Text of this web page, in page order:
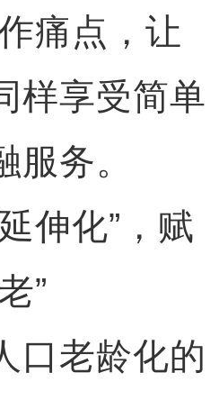
痛点，让
样享受简单
服务。
化”，赋
”
老龄化的